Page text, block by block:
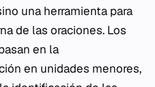
una herramienta para
de las oraciones. Los
en la
en unidades menores,